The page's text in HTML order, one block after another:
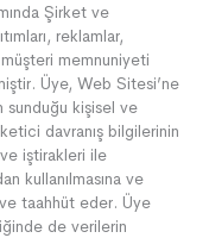
Şirket ve
reklamlar,
memnuniyeti
Üye, Web Sitesi’ne
sunduğu kişisel ve
davranış bilgilerinin
iştirakleri ile
kullanılmasına ve
taahhüt eder. Üye
de verilerin